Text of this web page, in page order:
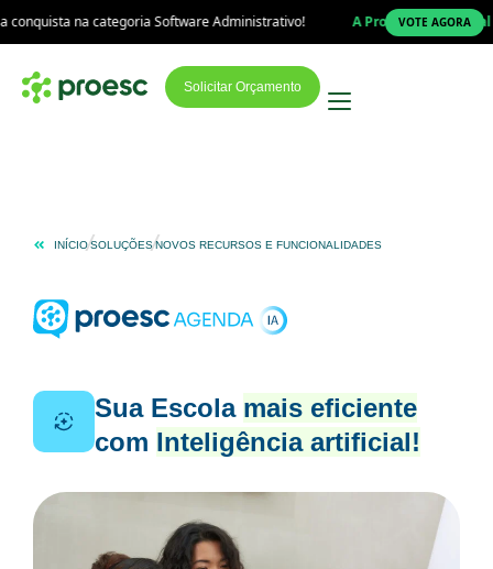
na categoria Software Administrativo! A Proesc está na final do
VOTE AGORA
Solicitar Orçamento
INÍCIOSOLUÇÕESNOVOS RECURSOS E FUNCIONALIDADES
Sua Escola mais eficiente
com Inteligência artificial!